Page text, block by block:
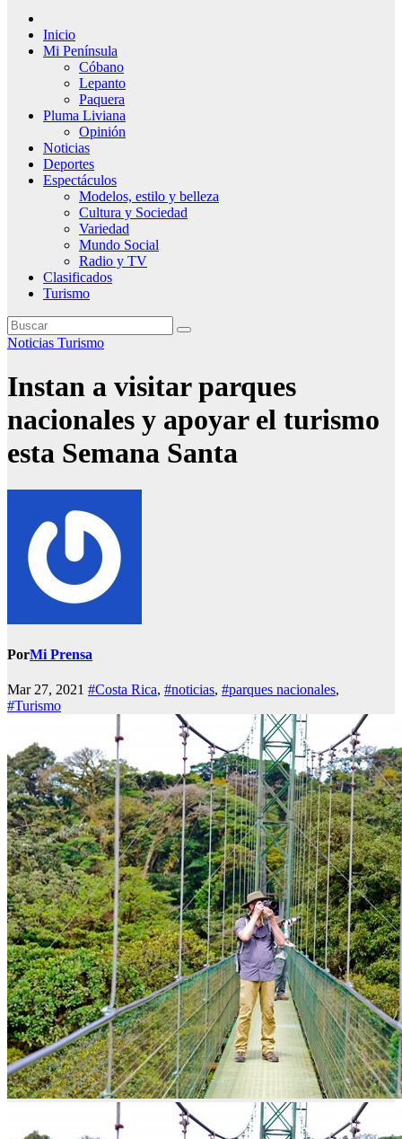
Inicio
Mi Península
Cóbano
Lepanto
Paquera
Pluma Liviana
Opinión
Noticias
Deportes
Espectáculos
Modelos, estilo y belleza
Cultura y Sociedad
Variedad
Mundo Social
Radio y TV
Clasificados
Turismo
Noticias Turismo
Instan a visitar parques
nacionales y apoyar el turismo
esta Semana Santa
PorMi Prensa
Mar 27, 2021 #Costa Rica, #noticias, #parques nacionales,
#Turismo